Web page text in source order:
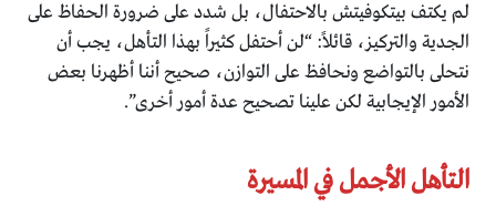
لم يكتف بيتكوفيتش بالاحتفال، بل شدد على ضرورة الحفاظ على
الجدية والتركيز، قائلاً: “لن أحتفل كثيراً بهذا التأهل، يجب أن
نتحلى بالتواضع ونحافظ على التوازن، صحيح أننا أظهرنا بعض
الأمور الإيجابية لكن علينا تصحيح عدة أمور أخرى”.
التأهل الأجمل في المسيرة